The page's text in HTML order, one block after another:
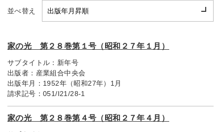
並べ替え
家の光 第２８巻第１号（昭和２７年１月）
サブタイトル： 新年号
出版者： 産業組合中央会
出版年月： 1952年（昭和27年）1月
請求記号： 051/I21/28-1
家の光 第２８巻第４号（昭和２７年４月）